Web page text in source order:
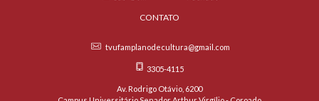
CONTATO
tvufamplanodecultura@gmail.com
3305-4115
Av. Rodrigo Otávio, 6200